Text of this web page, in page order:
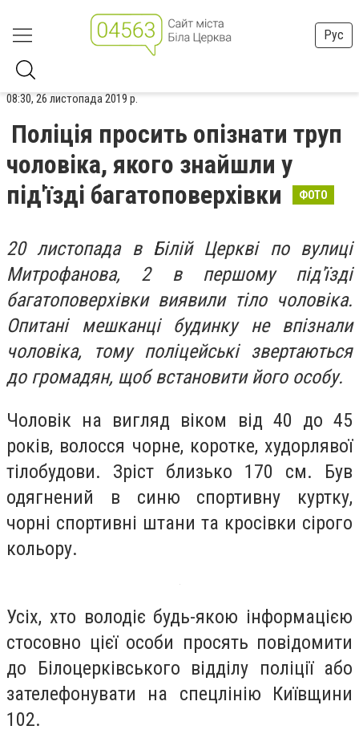
Рус
08:30, 26 листопада 2019 р.
Поліція просить опізнати труп
чоловіка, якого знайшли у
під'їзді багатоповерхівки
ФОТО
20 листопада в Білій Церкві по вулиці
Митрофанова, 2 в першому під'їзді
багатоповерхівки виявили тіло чоловіка.
Опитані мешканці будинку не впізнали
чоловіка, тому поліцейські звертаються
до громадян, щоб встановити його особу.
Чоловік на вигляд віком від 40 до 45
років, волосся чорне, коротке, худорлявої
тілобудови. Зріст близько 170 см. Був
одягнений в синю спортивну куртку,
чорні спортивні штани та кросівки сірого
кольору.
Усіх, хто володіє будь-якою інформацією
стосовно цієї особи просять повідомити
до Білоцерківського відділу поліції або
зателефонувати на спецлінію Київщини
102.